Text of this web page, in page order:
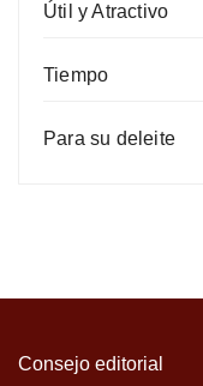
Útil y Atractivo
Tiempo
Para su deleite
Consejo editorial